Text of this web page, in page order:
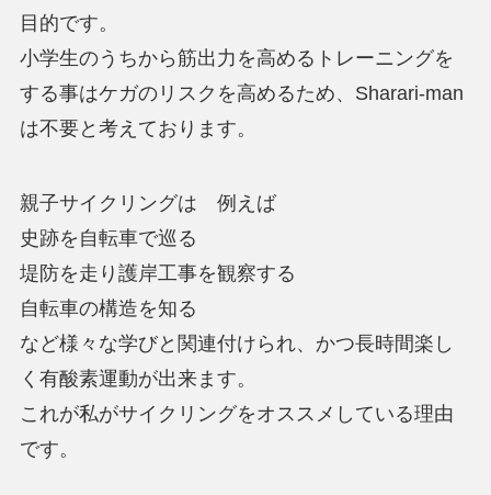
目的です。
小学生のうちから筋出力を高めるトレーニングを
する事はケガのリスクを高めるため、Sharari-man
は不要と考えております。
親子サイクリングは 例えば
史跡を自転車で巡る
堤防を走り護岸工事を観察する
自転車の構造を知る
など様々な学びと関連付けられ、かつ長時間楽し
く有酸素運動が出来ます。
これが私がサイクリングをオススメしている理由
です。